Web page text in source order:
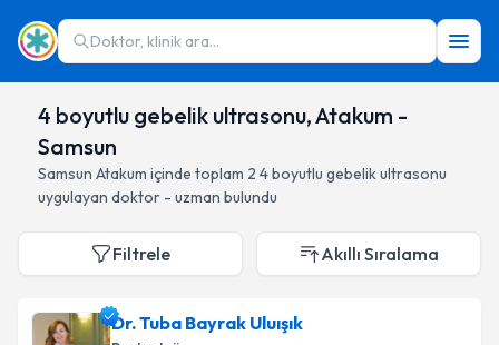
Doktor, klinik ara...
4 boyutlu gebelik ultrasonu, Atakum -
Samsun
Samsun Atakum içinde toplam 2 4 boyutlu gebelik ultrasonu
uygulayan doktor - uzman bulundu
Filtrele Akıllı Sıralama
Dr. Tuba Bayrak Uluışık